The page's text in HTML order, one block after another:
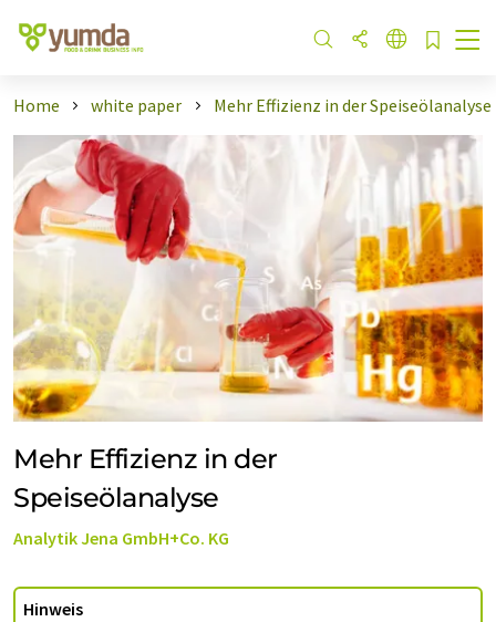
Home white paper Mehr Effizienz in der Speiseölanalyse
Mehr Effizienz in der
Speiseölanalyse
Analytik Jena GmbH+Co. KG
Hinweis